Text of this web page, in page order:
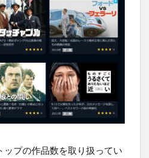
プの作品数を取り扱ってい